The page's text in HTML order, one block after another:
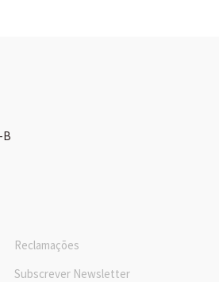
B
Reclamações
Subscrever Newsletter